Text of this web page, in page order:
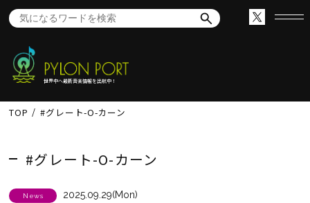
世界中へ最新音楽情報を出航中！
TOP #グレート-O-カーン
#グレート-O-カーン
News 2025.09.29(Mon)